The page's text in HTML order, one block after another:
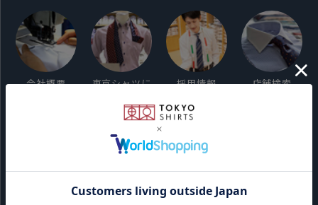
会社概要
東京シャツに
採用情報 店舗検索
ご利用ガイド
サイト利用規約